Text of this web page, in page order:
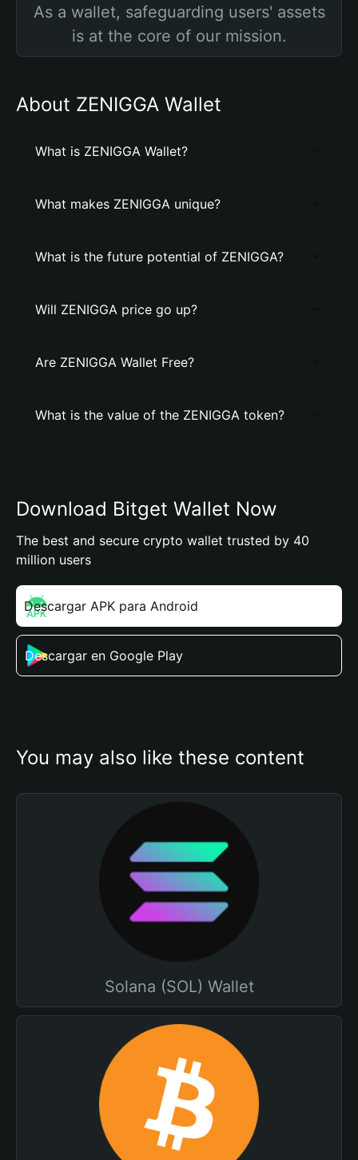
As a wallet, safeguarding users' assets
is at the core of our mission.
About ZENIGGA Wallet
What is ZENIGGA Wallet?
What makes ZENIGGA unique?
What is the future potential of ZENIGGA?
Will ZENIGGA price go up?
Are ZENIGGA Wallet Free?
What is the value of the ZENIGGA token?
Download Bitget Wallet Now
The best and secure crypto wallet trusted by 40
million users
Descargar APK para Android
Descargar en Google Play
You may also like these content
Solana (SOL) Wallet